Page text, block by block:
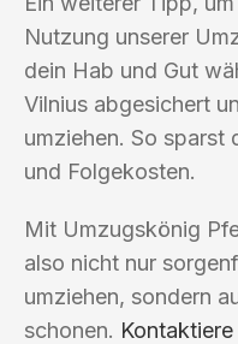
Nutzung unserer
dein Hab und Gut
Vilnius abgesichert
umziehen. So sparst
und Folgekosten.
Mit Umzugskönig
also nicht nur
umziehen, sondern
schonen. Kontaktiere